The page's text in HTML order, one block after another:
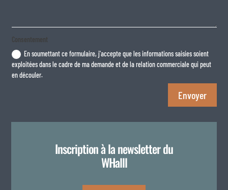
Consentement
En soumettant ce formulaire, j'accepte que les informations saisies soient
exploitées dans le cadre de ma demande et de la relation commerciale qui peut
en découler.
Envoyer
Inscription à la newsletter du
WHalll